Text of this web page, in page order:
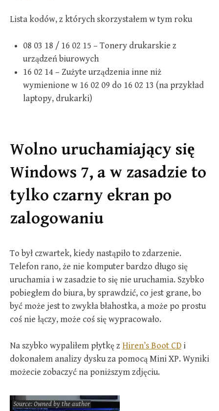
Lista kodów, z których skorzystałem w tym roku
08 03 18 / 16 02 15 – Tonery drukarskie z
urządzeń biurowych
16 02 14 – Zużyte urządzenia inne niż
wymienione w 16 02 09 do 16 02 13 (na przykład
laptopy, drukarki)
Wolno uruchamiający się
Windows 7, a w zasadzie to
tylko czarny ekran po
zalogowaniu
To był czwartek, kiedy nastąpiło to zdarzenie.
Telefon rano, że nie komputer bardzo długo się
uruchamia i w zasadzie to się nie uruchamia. Szybko
pobiegłem do biura, by sprawdzić, co jest grane, bo
być może jest to zwykła błahostka, a może po prostu
coś nie łączy, może coś się wypracowało.
Na szybko wypaliłem płytkę z Hiren’s Boot CD i
dokonałem analizy dysku za pomocą Mini XP. Wyniki
możecie zobaczyć na poniższym zdjęciu.
Source: Owned by the author